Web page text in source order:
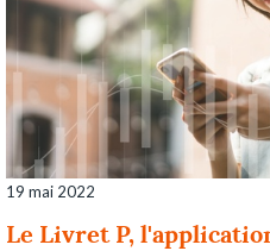
19 mai 2022
Le Livret P,